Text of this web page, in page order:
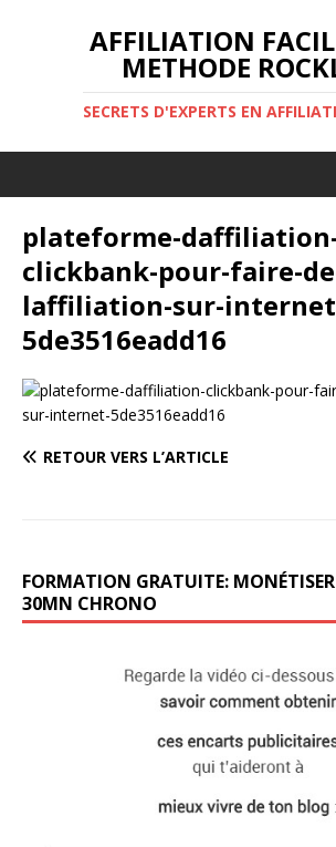
AFFILIATION
METHODE
SECRETS D'EXPERTS EN
plateforme-
clickbank-pour-faire-
laffiliation-sur-
5de3516eadd16
RETOUR VERS L’ARTICLE
FORMATION GRATUITE:
30MN CHRONO